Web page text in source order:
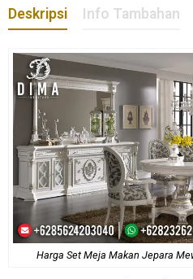
Deskripsi Info Tambahan
Harga Set Meja Makan Jepara